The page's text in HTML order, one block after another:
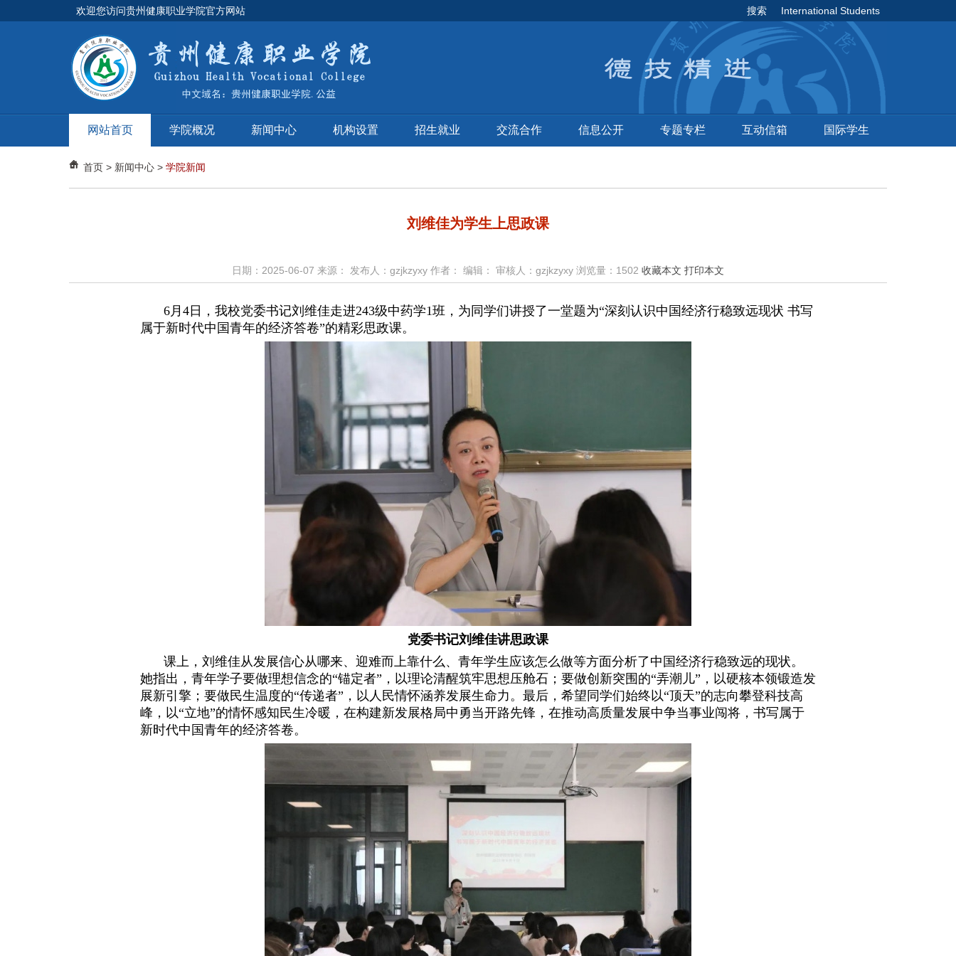
欢迎您访问贵州健康职业学院官方网站 搜索 International Students
网站首页 学院概况 新闻中心 机构设置 招生就业 交流合作 信息公开 专题专栏 互动信箱 国际学生
首页 > 新闻中心 > 学院新闻
刘维佳为学生上思政课
日期：2025-06-07 来源： 发布人：gzjkzyxy 作者： 编辑： 审核人：gzjkzyxy 浏览量： 1502 收藏本文 打印本文
6月4日，我校党委书记刘维佳走进243级中药学1班，为同学们讲授了一堂题为“深刻认识中国经济行稳致远现状 书写
属于新时代中国青年的经济答卷”的精彩思政课。
党委书记刘维佳讲思政课
课上，刘维佳从发展信心从哪来、迎难而上靠什么、青年学生应该怎么做等方面分析了中国经济行稳致远的现状。
她指出，青年学子要做理想信念的“锚定者”，以理论清醒筑牢思想压舱石；要做创新突围的“弄潮儿”，以硬核本领锻造发
展新引擎；要做民生温度的“传递者”，以人民情怀涵养发展生命力。最后，希望同学们始终以“顶天”的志向攀登科技高
峰，以“立地”的情怀感知民生冷暖，在构建新发展格局中勇当开路先锋，在推动高质量发展中争当事业闯将，书写属于
新时代中国青年的经济答卷。